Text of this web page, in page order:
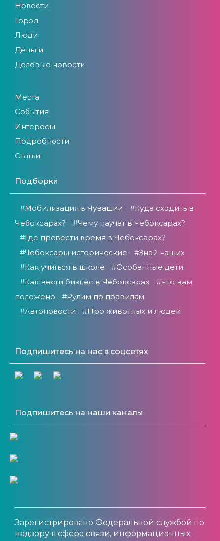
Новости
Город
Люди
Деньги
Деловые новости
Места
События
Интересы
Подробности
Статьи
Подборки
#Мобилизация в Чувашии
#Куда сходить в
Чебоксарах?
#Чему научат в Чебоксарах?
#Где провести время в Чебоксарах?
#Чебоксары исторические
#Знай наших
#Как учиться в школе
#Особенные дети
#Как вести бизнес в Чебоксарах
#Что вам
положено
#Рулим по правилам
#Автоновости
#Про животных и людей
Подпишитесь на нас в соцсетях
Подпишитесь на наши каналы
Зарегистрировано Федеральной службой по
надзору в сфере связи, информационных